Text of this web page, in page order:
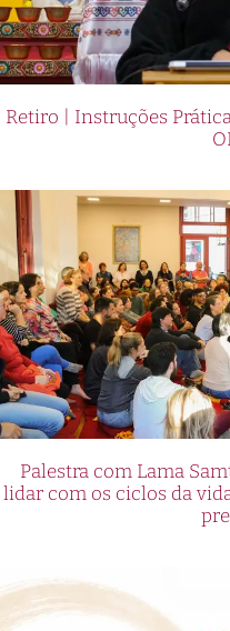
Retiro | Instruções
Palestra com Lama
lidar com os ciclos da